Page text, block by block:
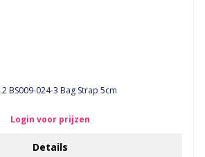
BS009-024-3 Bag Strap 5cm
Login voor prijzen
Details